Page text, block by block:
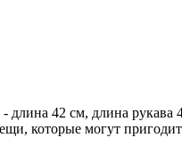
длина 42 см, длина
которые могут